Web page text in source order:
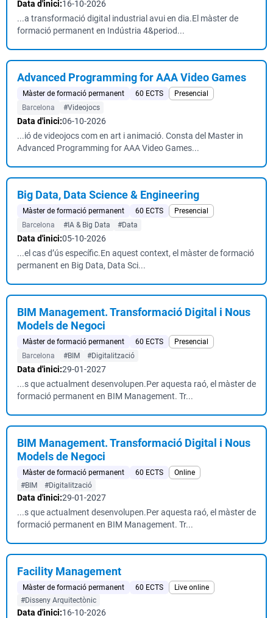
Data d'inici:16-10-2026
...a transformació digital industrial avui en dia.El màster de
formació permanent en Indústria 4&period...
Advanced Programming for AAA Video Games
Màster de formació permanent 60 ECTS
Presencial
Barcelona
#Videojocs
Data d'inici:06-10-2026
...ió de videojocs com en art i animació. Consta del Master in
Advanced Programming for AAA Video Games...
Big Data, Data Science & Engineering
Màster de formació permanent 60 ECTS
Presencial
Barcelona
#IA & Big Data #Data
Data d'inici:05-10-2026
...el cas d’ús específic.En aquest context, el màster de formació
permanent en Big Data, Data Sci...
BIM Management. Transformació Digital i Nous
Models de Negoci
Màster de formació permanent 60 ECTS
Presencial
Barcelona
#BIM #Digitalització
Data d'inici:29-01-2027
...s que actualment desenvolupen.Per aquesta raó, el màster de
formació permanent en BIM Management. Tr...
BIM Management. Transformació Digital i Nous
Models de Negoci
Màster de formació permanent 60 ECTS
Online
#BIM
#Digitalització
Data d'inici:29-01-2027
...s que actualment desenvolupen.Per aquesta raó, el màster de
formació permanent en BIM Management. Tr...
Facility Management
Màster de formació permanent 60 ECTS
Live online
#Disseny Arquitectònic
Data d'inici:16-10-2026